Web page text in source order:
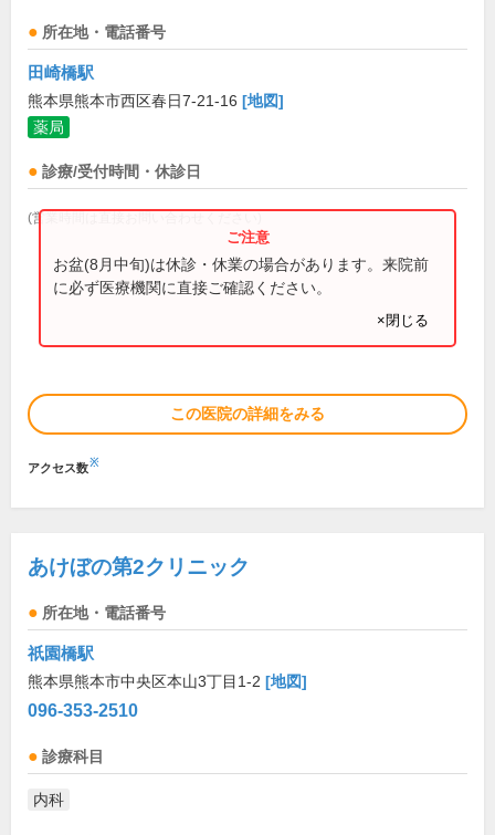
所在地・電話番号
田崎橋駅
熊本県熊本市西区春日7-21-16 [地図]
薬局
診療/受付時間・休診日
(営業時間は直接お問い合わせください)
お盆(8月中旬)は休診・休業の場合があります。来院前
に必ず医療機関に直接ご確認ください。
×閉じる
この医院の詳細をみる
アクセス数※
あけぼの第2クリニック
所在地・電話番号
祇園橋駅
熊本県熊本市中央区本山3丁目1-2 [地図]
096-353-2510
診療科目
内科